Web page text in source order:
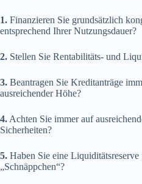
1. Finanzieren Sie grundsätzlich
entsprechend Ihrer Nutzungsdauer?
2. Stellen Sie Rentabilitäts- und
3. Beantragen Sie Kreditanträge
ausreichender Höhe?
4. Achten Sie immer auf
Sicherheiten?
5. Haben Sie eine
„Schnäppchen“?